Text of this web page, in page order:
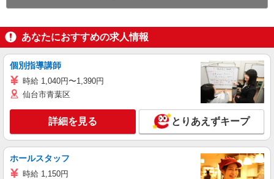
あなたにおすすめの求人情報
個別指導講師
時給 1,040円〜1,390円
仙台市青葉区
詳細を見る とりあえずキープ
ホールスタッフ
時給 1,150円